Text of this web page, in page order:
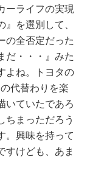
ーライフの実現
を選別して、
の全否定だった
だ・・・』みた
よね。トヨタの
代替わりを楽
いていたであろ
ちまっただろう
。興味を持って
すけども、あま